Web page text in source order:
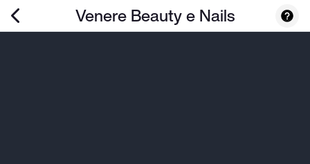
Venere Beauty e Nails